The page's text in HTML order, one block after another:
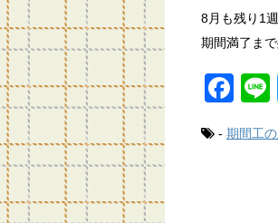
8月も残り1
期間満了まで
F
c
- 期間工